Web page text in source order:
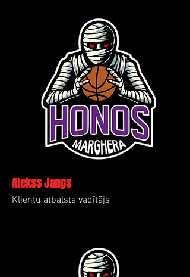
Alekss Jangs
Klientu atbalsta vadītājs